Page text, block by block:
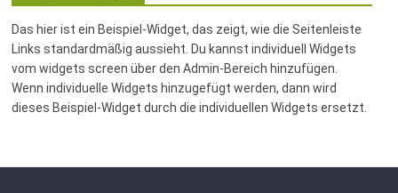
Das hier ist ein Beispiel-Widget, das zeigt, wie die Seitenleiste
Links standardmäßig aussieht. Du kannst individuell Widgets
vom widgets screen über den Admin-Bereich hinzufügen.
Wenn individuelle Widgets hinzugefügt werden, dann wird
dieses Beispiel-Widget durch die individuellen Widgets ersetzt.